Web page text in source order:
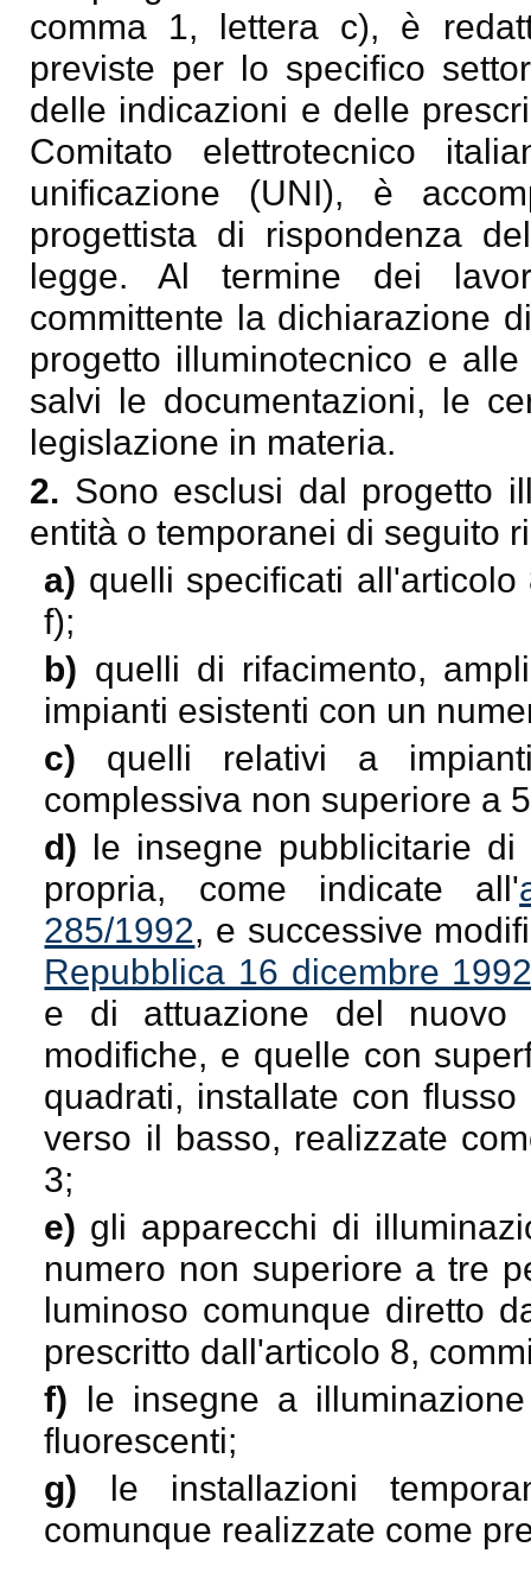
comma 1, lettera c), è
previste per lo specifico
delle indicazioni e delle
Comitato elettrotecnico
unificazione (UNI), è
progettista di rispondenza
legge. Al termine dei
committente la dichiarazione
progetto illuminotecnico e
salvi le documentazioni, le
legislazione in materia.
2. Sono esclusi dal progetto
entità o temporanei di seguito
a) quelli specificati
f);
b) quelli di rifacimento,
impianti esistenti con un
c) quelli relativi a
complessiva non superiore a
d) le insegne pubblicitarie
propria, come indicate all'
285/1992, e successive
Repubblica 16 dicembre
e di attuazione del nuovo
modifiche, e quelle con
quadrati, installate con
verso il basso, realizzate
3;
e) gli apparecchi di
numero non superiore a tre
luminoso comunque diretto
prescritto dall'articolo 8,
f) le insegne a
fluorescenti;
g) le installazioni
comunque realizzate come